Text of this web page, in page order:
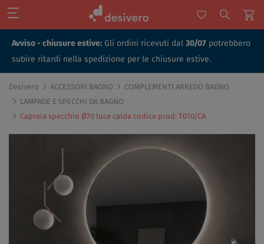
Avviso - chiusure estive: Gli ordini ricevuti dal 30/07 potrebbero
subire ritardi nella spedizione per le chiusure estive.
Desivero ACCESSORI BAGNO
COMPLEMENTI ARREDO BAGNO
LAMPADE E SPECCHI DA BAGNO
Capraia specchio Ø70 luce calda codice prod: T010/CA